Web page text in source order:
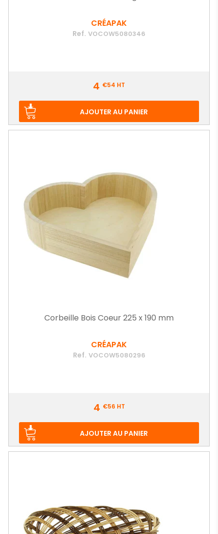
CRÉAPAK
Ref. VOCOW5080346
4 €54 HT
AJOUTER AU PANIER
Corbeille Bois Coeur 225 x 190 mm
CRÉAPAK
Ref. VOCOW5080296
4 €56 HT
AJOUTER AU PANIER